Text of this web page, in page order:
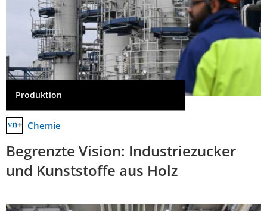
Produktion
Chemie
Begrenzte Vision: Industriezucker
und Kunststoffe aus Holz